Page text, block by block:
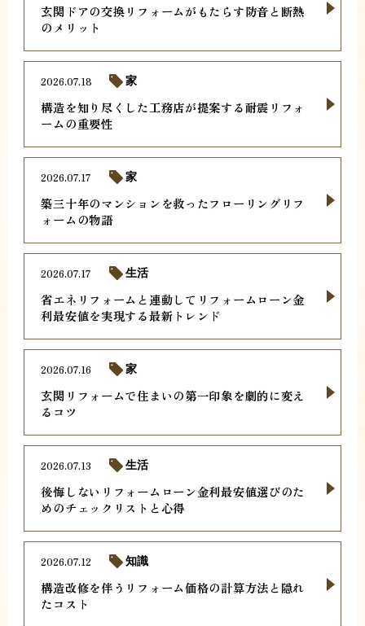
玄関ドアの交換リフォームがもたらす防音と断熱
のメリット
構造を知り尽くした工務店が提案する耐震リフォ
ームの重要性
2026.07.18 家
築三十年のマンションを救ったフローリングリフ
ォームの物語
2026.07.17 家
省エネリフォームと連動してリフォームローン金
利最安値を実現する最新トレンド
2026.07.17 生活
玄関リフォームで住まいの第一印象を劇的に変え
るコツ
2026.07.16 家
後悔しないリフォームローン金利最安値選びのた
めのチェックリストと心得
2026.07.13 生活
構造改修を伴うリフォーム価格の計算方法と隠れ
たコスト
2026.07.12 知識